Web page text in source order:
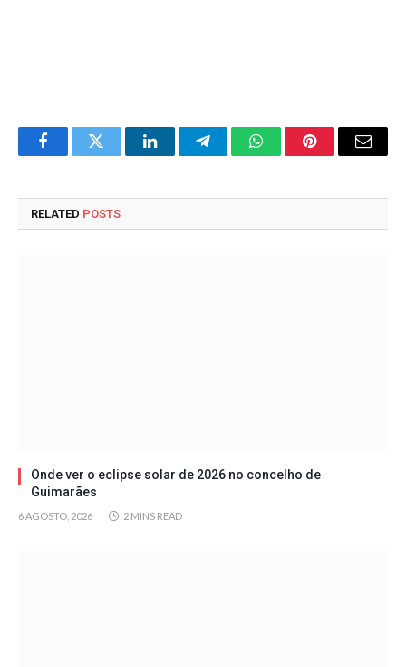
FacebookTwitter LinkedInTelegramWhatsAppPinterestEmail
RELATED POSTS
Onde ver o eclipse solar de 2026 no concelho de
Guimarães
6 AGOSTO, 2026 2 MINS READ